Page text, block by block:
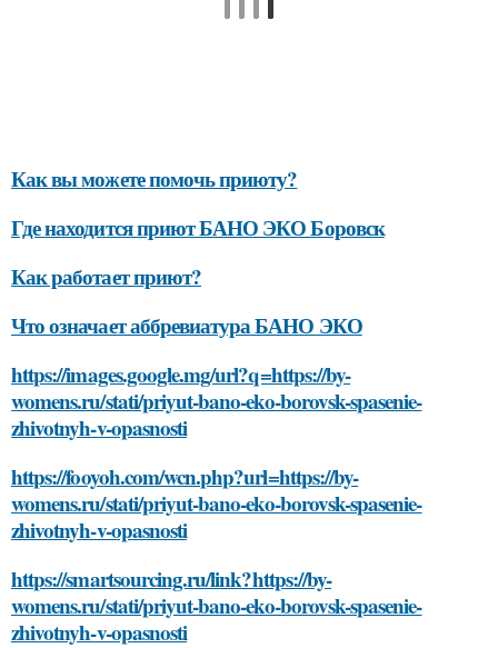
Как вы можете помочь приюту?
Где находится приют БАНО ЭКО Боровск
Как работает приют?
Что означает аббревиатура БАНО ЭКО
https://images.google.mg/url?q=https://by-
womens.ru/stati/priyut-bano-eko-borovsk-spasenie-
zhivotnyh-v-opasnosti
https://fooyoh.com/wcn.php?url=https://by-
womens.ru/stati/priyut-bano-eko-borovsk-spasenie-
zhivotnyh-v-opasnosti
https://smartsourcing.ru/link?https://by-
womens.ru/stati/priyut-bano-eko-borovsk-spasenie-
zhivotnyh-v-opasnosti